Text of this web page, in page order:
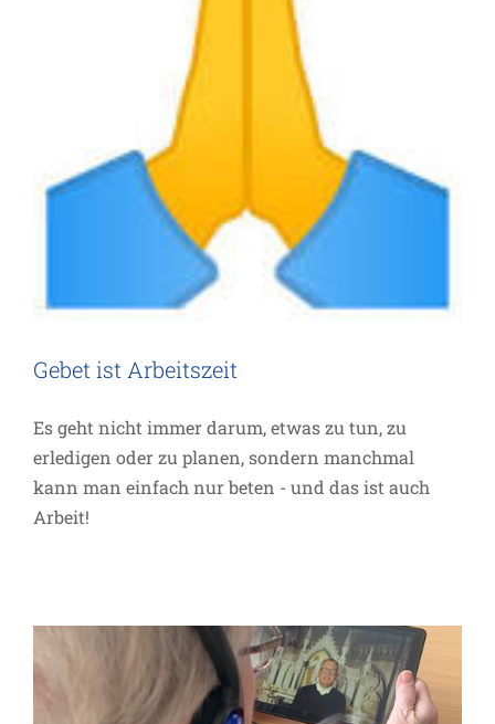
Gebet ist Arbeitszeit
Es geht nicht immer darum, etwas zu tun, zu
erledigen oder zu planen, sondern manchmal
kann man einfach nur beten - und das ist auch
Arbeit!
LabORAtorium „Barrierefreie